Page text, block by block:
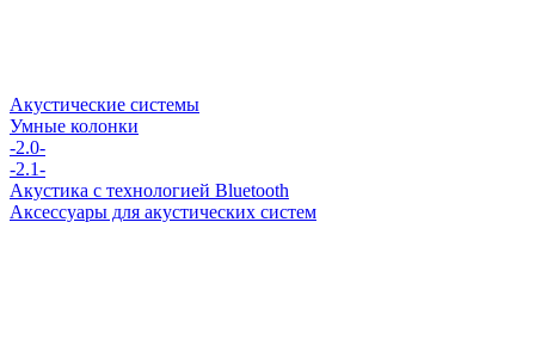
Акустические системы
Умные колонки
-2.0-
-2.1-
Акустика с технологией Bluetooth
Аксессуары для акустических систем